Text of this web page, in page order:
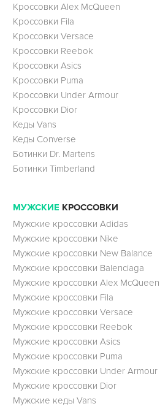
Кроссовки Alex McQueen
Кроссовки Fila
Кроссовки Versace
Кроссовки Reebok
Кроссовки Asics
Кроссовки Puma
Кроссовки Under Armour
Кроссовки Dior
Кеды Vans
Кеды Converse
Ботинки Dr. Martens
Ботинки Timberland
МУЖСКИЕ КРОССОВКИ
Мужские кроссовки Adidas
Мужские кроссовки Nike
Мужские кроссовки New Balance
Мужские кроссовки Balenciaga
Мужские кроссовки Alex McQueen
Мужские кроссовки Fila
Мужские кроссовки Versace
Мужские кроссовки Reebok
Мужские кроссовки Asics
Мужские кроссовки Puma
Мужские кроссовки Under Armour
Мужские кроссовки Dior
Мужские кеды Vans